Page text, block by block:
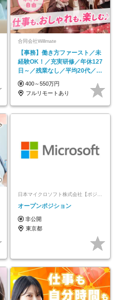
合同会社Willmate
【事務】働き方ファースト／未
経験OK！／充実研修／年休127
日～／残業なし／平均20代／リ
モートOK
400～550万円
フルリモートあり
日本マイクロソフト株式会社【ポジションマッチ登録】
オープンポジション
非公開
東京都